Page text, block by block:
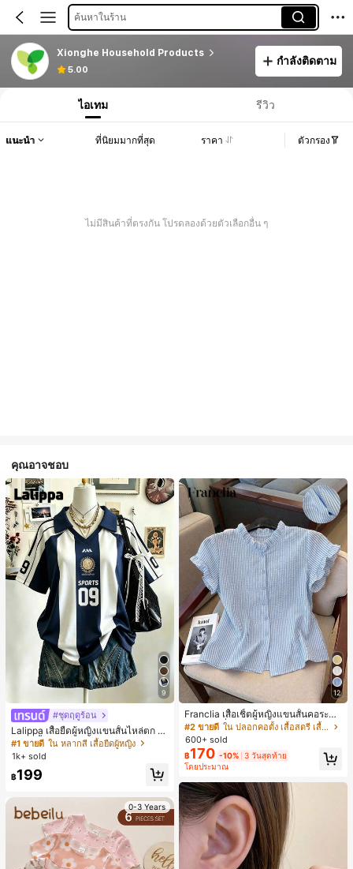
ค้นหาในร้าน
Xionghe Household Products
5.00
กำลังติดตาม
ไอเทม รีวิว
แนะนำ ที่นิยมมากที่สุด ราคา ตัวกรอง
ไม่มีสินค้าที่ตรงกัน โปรดลองด้วยตัวเลือกอื่น ๆ
คุณอาจชอบ
9
#ชุดฤดูร้อน
Lalippa เสื้อยืดผู้หญิงแขนสั้นไหล่ตก ค
อวีปกเสื้อ ลายพิมพ์ดิจิทัลลายทาง สไตล์
สปอร์ตแฟชั่นมินิมอล ของขวัญสำหรับเ
พื่อน
#1 ขายดี ใน หลากสี เสื้อยืดผู้หญิง
1k+ sold
฿199
0-3 Years
12
Franclia เสื้อเชิ้ตผู้หญิงแขนสั้นคอระบา
ยกระดุมเดี่ยวลายทาง
#2 ขายดี
ใน ปลอกคอตั้ง เสื้อสตรี เสื้อเบลาส์ & Tee
600+ sold
฿170 -10% 3 วันสุดท้าย
โดยประมาณ